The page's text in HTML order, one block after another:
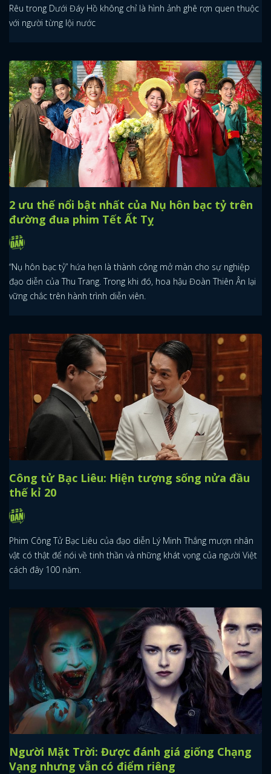
Rêu trong Dưới Đáy Hồ không chỉ là hình ảnh ghê rợn quen thuộc
với người từng lội nước
2 ưu thế nổi bật nhất của Nụ hôn bạc tỷ trên
đường đua phim Tết Ất Tỵ
“Nụ hôn bạc tỷ” hứa hẹn là thành công mở màn cho sự nghiệp
đạo diễn của Thu Trang. Trong khi đó, hoa hậu Đoàn Thiên Ân lại
vững chắc trên hành trình diễn viên.
Công tử Bạc Liêu: Hiện tượng sống nửa đầu
thế kỉ 20
Phim Công Tử Bạc Liêu của đạo diễn Lý Minh Thắng mượn nhân
vật có thật để nói về tinh thần và những khát vọng của người Việt
cách đây 100 năm.
Người Mặt Trời: Được đánh giá giống Chạng
Vạng nhưng vẫn có điểm riêng